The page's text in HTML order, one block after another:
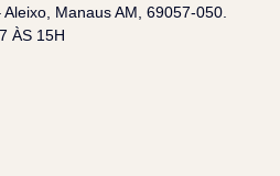
Manaus AM, 69057-050.
ÀS 15H